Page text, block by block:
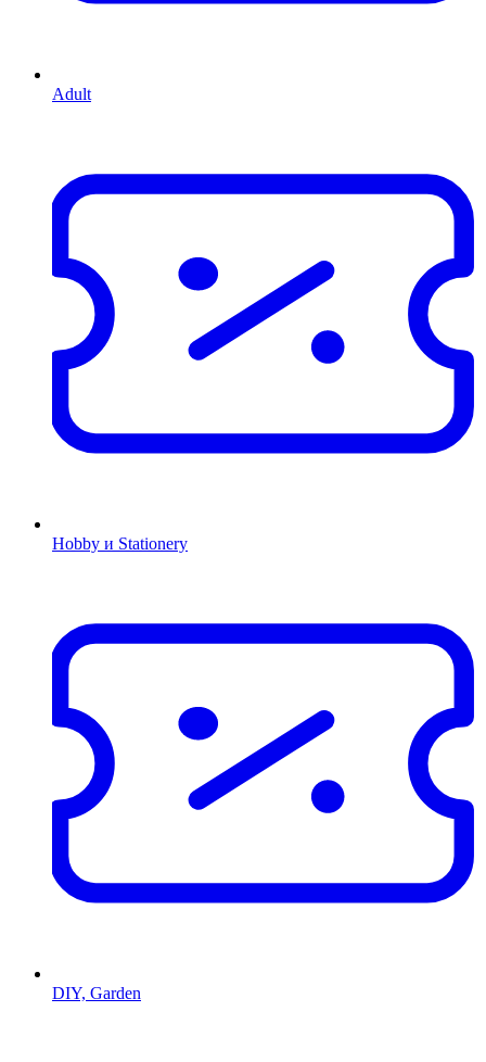
Adult
Hobby и Stationery
DIY, Garden